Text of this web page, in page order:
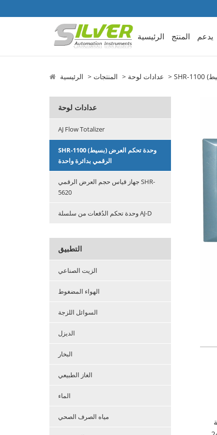
الرئيسية المنتج يدعم
الرئيسية المنتجات عدادات لوحة
عدادات لوحة
AJ Flow Totalizer
SHR-1100 (بسيط) وحدة تحكم العرض
الرقمي بدائرة واحدة
جهاز قياس حجم العرض الرقمي SHR-
5620
وحدة تحكم الدُفعات من سلسلة AJ-D
التطبيق
الزيت الصناعي
الهواء المضغوط
السوائل اللزجة
الديزل
البخار
الغاز الطبيعي
الماء
مياه الصرف الصحي